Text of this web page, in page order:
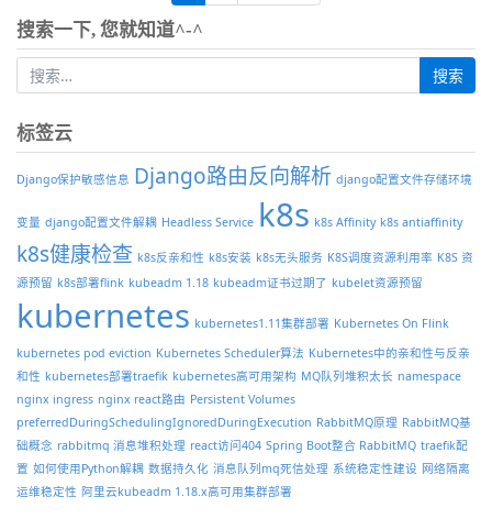
搜索一下, 您就知道^-^
标签云
Django保护敏感信息 Django路由反向解析 django配置文件存储环境
变量 django配置文件解耦 Headless Service k8s k8s Affinity k8s antiaffinity
k8s健康检查 k8s反亲和性 k8s安装 k8s无头服务 K8S调度资源利用率 K8S 资
源预留 k8s部署flink kubeadm 1.18 kubeadm证书过期了 kubelet资源预留
kubernetes kubernetes1.11集群部署 Kubernetes On Flink
kubernetes pod eviction Kubernetes Scheduler算法 Kubernetes中的亲和性与反亲
和性 kubernetes部署traefik kubernetes高可用架构 MQ队列堆积太长 namespace
nginx ingress nginx react路由 Persistent Volumes
preferredDuringSchedulingIgnoredDuringExecution RabbitMQ原理 RabbitMQ基
础概念 rabbitmq 消息堆积处理 react访问404 Spring Boot整合 RabbitMQ traefik配
置 如何使用Python解耦 数据持久化 消息队列mq死信处理 系统稳定性建设 网络隔离
运维稳定性 阿里云kubeadm 1.18.x高可用集群部署